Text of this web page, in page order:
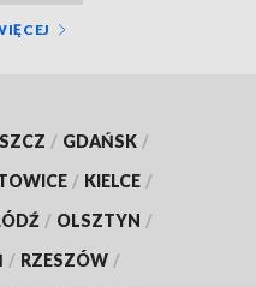
/ GDAŃSK /
/ KIELCE /
/ OLSZTYN /
/ RZESZÓW /